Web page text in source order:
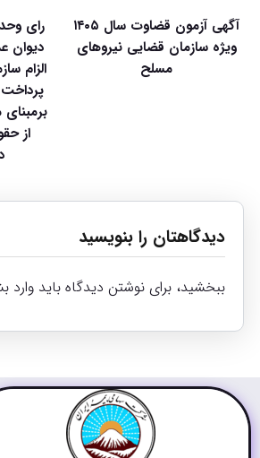
آگهی آزمون قضاوت سال ۱۴۰۵
ویژه سازمان قضایی نیروهای
مسلح
رای
دیوان
الزام
از
دیدگاهتان را بنویسید
ببخشید، برای نوشتن دیدگاه باید وارد